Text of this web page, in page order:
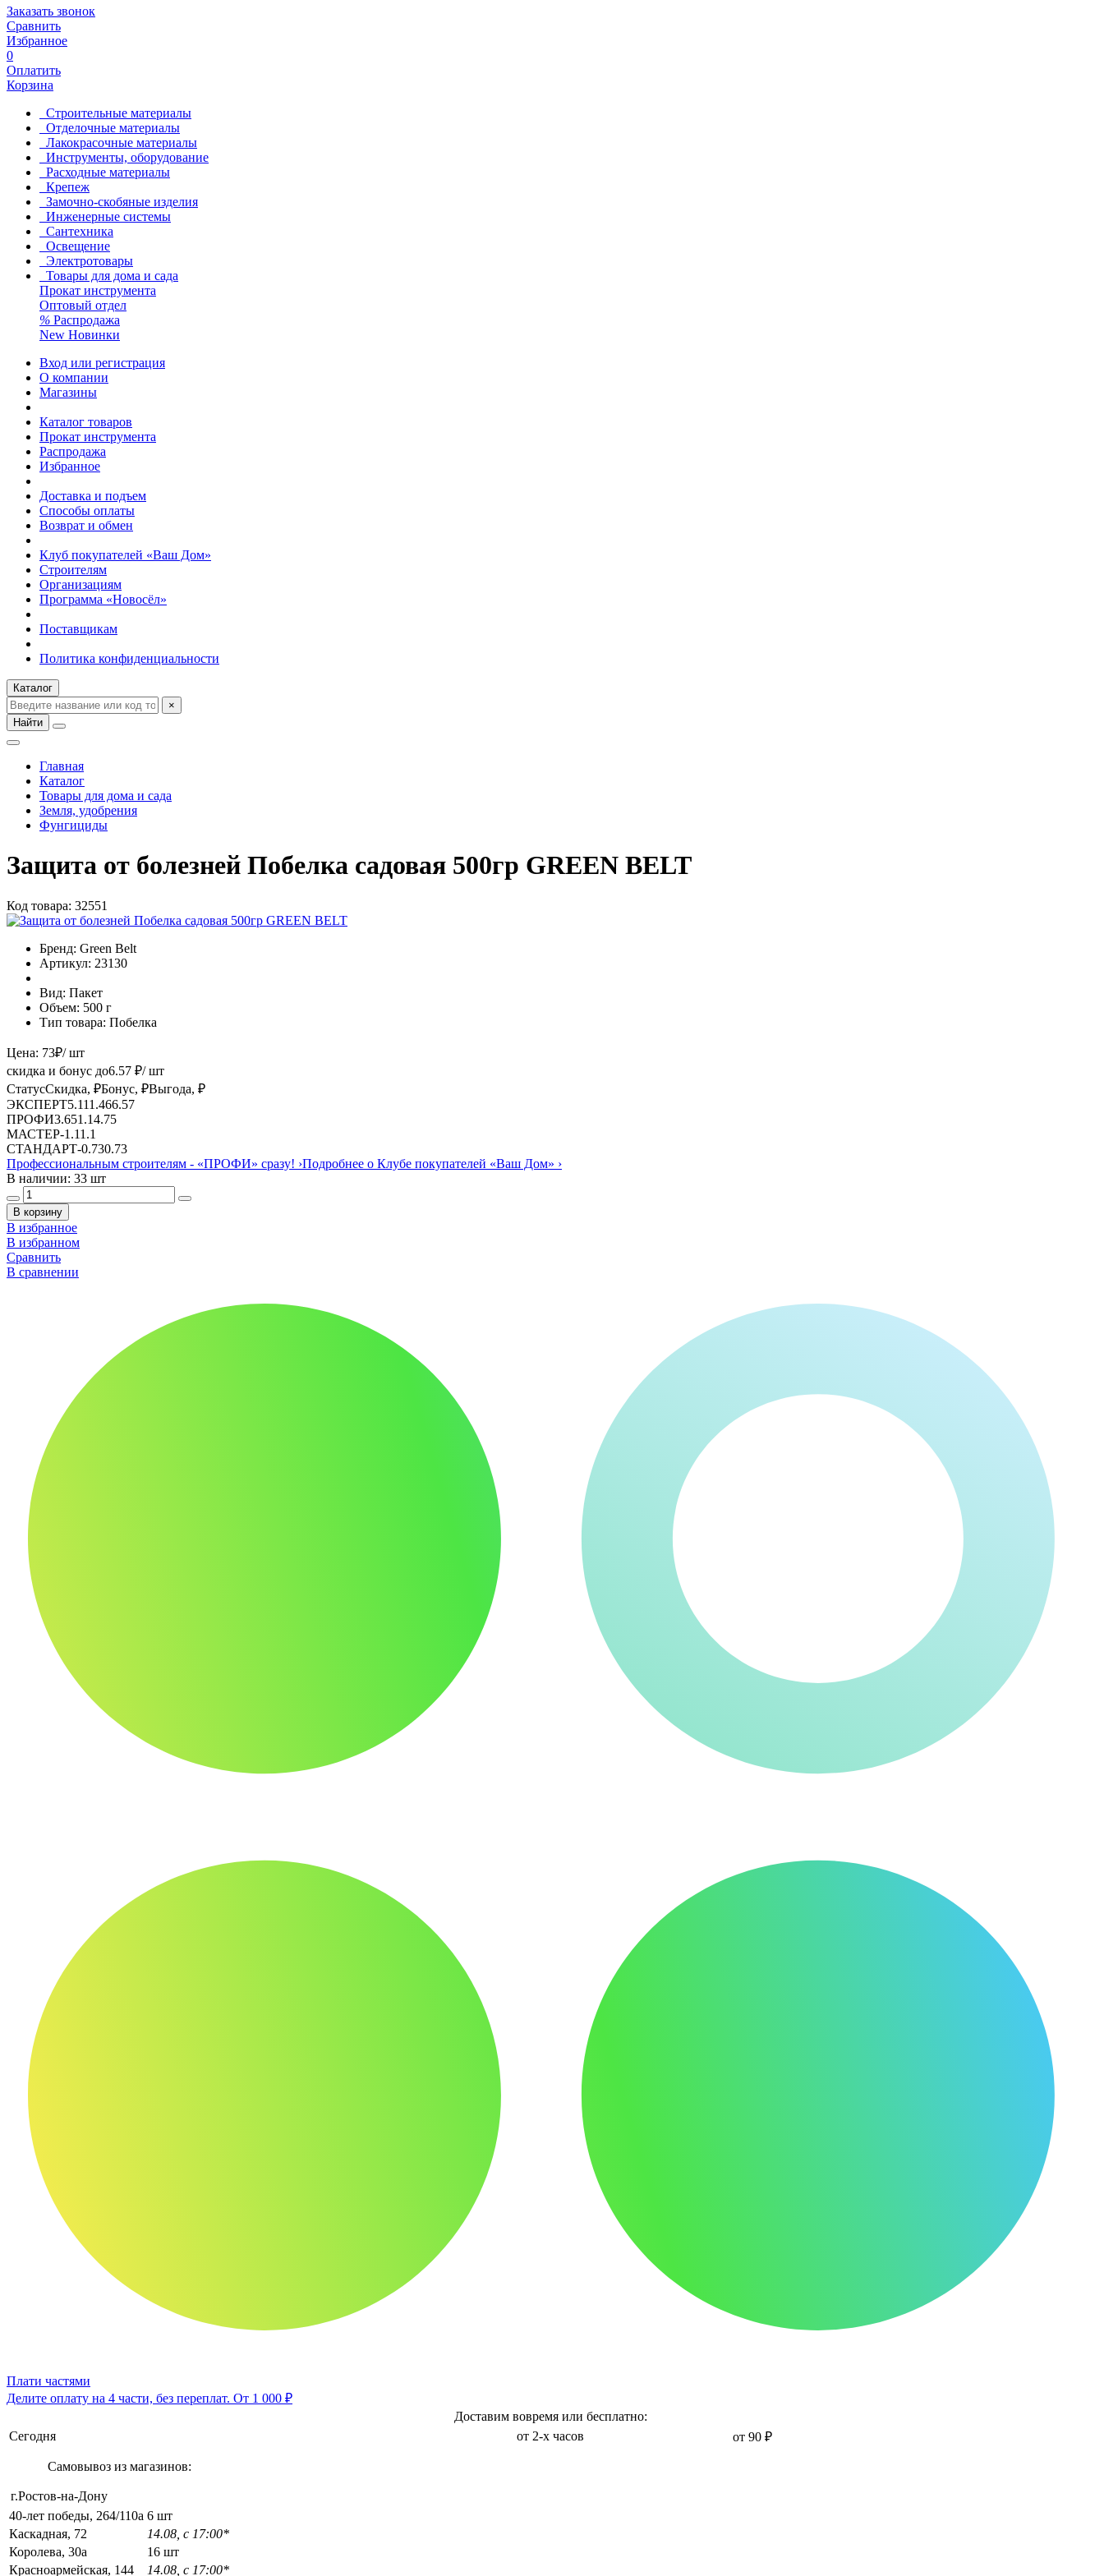
Заказать звонок
Сравнить
Избранное
0
Оплатить
Корзина
Строительные материалы
Отделочные материалы
Лакокрасочные материалы
Инструменты, оборудование
Расходные материалы
Крепеж
Замочно-скобяные изделия
Инженерные системы
Сантехника
Освещение
Электротовары
Товары для дома и сада
Прокат инструмента
Оптовый отдел
% Распродажа
New Новинки
Вход или регистрация
О компании
Магазины
Каталог товаров
Прокат инструмента
Распродажа
Избранное
Доставка и подъем
Способы оплаты
Возврат и обмен
Клуб покупателей «Ваш Дом»
Строителям
Организациям
Программа «Новосёл»
Поставщикам
Политика конфиденциальности
Каталог
×
Найти
Главная
Каталог
Товары для дома и сада
Земля, удобрения
Фунгициды
Защита от болезней Побелка садовая 500гр GREEN BELT
Код товара: 32551
Бренд: Green Belt
Артикул: 23130
Вид: Пакет
Объем: 500 г
Тип товара: Побелка
Цена: 73₽/ шт
скидка и бонус до6.57 ₽/ шт
СтатусСкидка, ₽Бонус, ₽Выгода, ₽
ЭКСПЕРТ5.111.466.57
ПРОФИ3.651.14.75
МАСТЕР-1.11.1
СТАНДАРТ-0.730.73
Профессиональным строителям - «ПРОФИ» сразу! ›Подробнее о Клубе покупателей «Ваш Дом» ›
В наличии: 33 шт
В корзину
В избранное
В избранном
Сравнить
В сравнении
Плати частями
Делите оплату на 4 части, без переплат. От 1 000 ₽
Доставим вовремя или бесплатно:
Сегодня
от 2-х часов от 90 ₽
Самовывоз из магазинов:
г.Ростов-на-Дону
40-лет победы, 264/110а 6 шт
Каскадная, 72
14.08, с 17:00*
Королева, 30а
16 шт
Красноармейская, 144
14.08, с 17:00*